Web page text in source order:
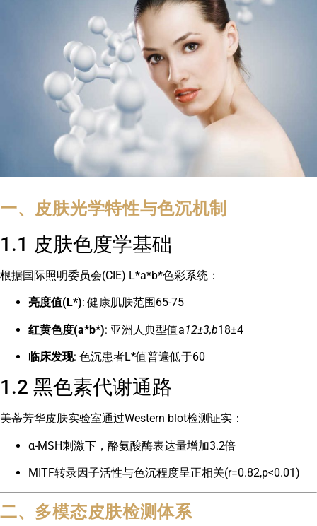
一、皮肤光学特性与色沉机制
1.1 皮肤色度学基础
根据国际照明委员会(CIE) L*a*b*色彩系统：
亮度值(L*): 健康肌肤范围65-75
红黄色度(a*b*): 亚洲人典型值a12±3,b18±4
临床发现: 色沉患者L*值普遍低于60
1.2 黑色素代谢通路
美蒂芳华皮肤实验室通过Western blot检测证实：
α-MSH刺激下，酪氨酸酶表达量增加3.2倍
MITF转录因子活性与色沉程度呈正相关(r=0.82,p<0.01)
二、多模态皮肤检测体系